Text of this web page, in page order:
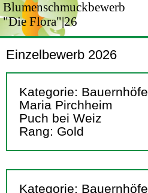
Blumenschmuckbewerb
"Die Flora"|26
Einzelbewerb 2026
Kategorie: Bauernhöfe
Maria Pirchheim
Puch bei Weiz
Rang: Gold
Kategorie: Bauernhöfe